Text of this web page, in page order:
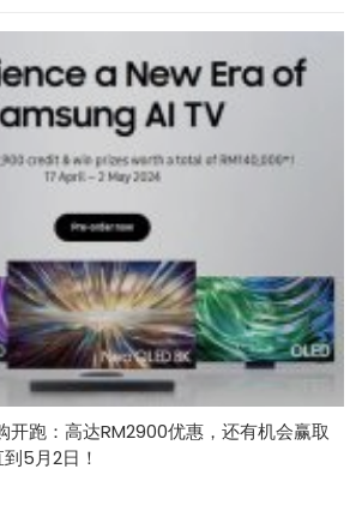
跑：高达RM2900优惠，还有机会赢取
5月2日！